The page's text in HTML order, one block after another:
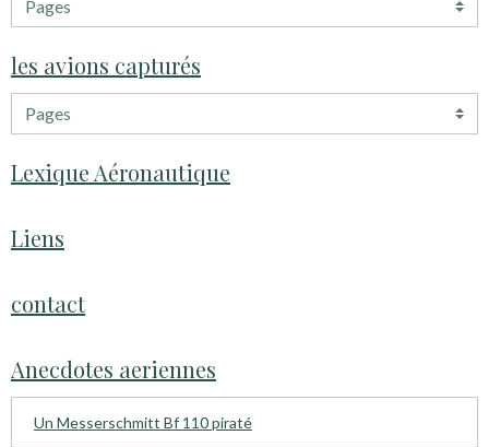
les avions capturés
Lexique Aéronautique
Liens
contact
Anecdotes aeriennes
Un Messerschmitt Bf 110 piraté